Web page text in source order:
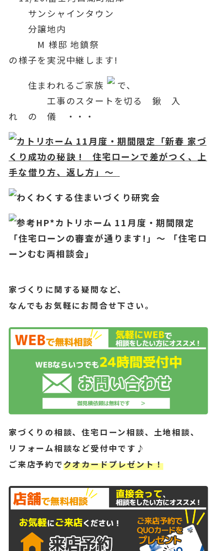
サンシャインタウン
分譲地内
M 様邸 地鎮祭
の様子を実況中継します!
住まわれるご家族
で、
工事のスタートを切る 鍬 入
れ の 儀 ・・・
カトリホーム 11月度・期間限定「新春 家づ
くり成功の秘訣 ! 住宅ローンで差がつく、上
手な借り方、返し方」～
わくわくする住まいづくり研究会
参考HP*カトリホーム 11月度・期間限定
「住宅ローンの審査が通ります!」～ 「住宅ロ
ーンむむ両相談会」
家づくりに関する疑問など、
なんでもお気軽にお問合せ下さい。
家づくりの相談、住宅ローン相談、土地相談、
リフォーム相談など受付中です♪
ご来店予約でクオカードプレゼント！